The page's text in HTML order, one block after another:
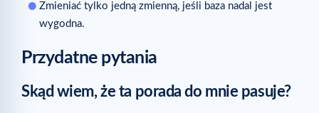
Zmieniać tylko jedną zmienną, jeśli baza nadal jest
wygodna.
Przydatne pytania
Skąd wiem, że ta porada do mnie pasuje?